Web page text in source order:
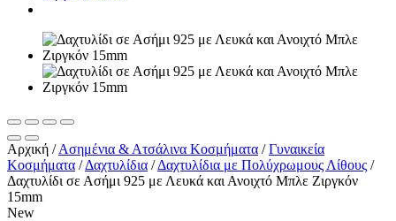
Αρχική /Ασημένια & Ατσάλινα Κοσμήματα /Γυναικεία
Κοσμήματα /Δαχτυλίδια /Δαχτυλίδια με Πολύχρωμους Λίθους /
Δαχτυλίδι σε Ασήμι 925 με Λευκά και Ανοιχτό Μπλε Ζιργκόν
15mm
New